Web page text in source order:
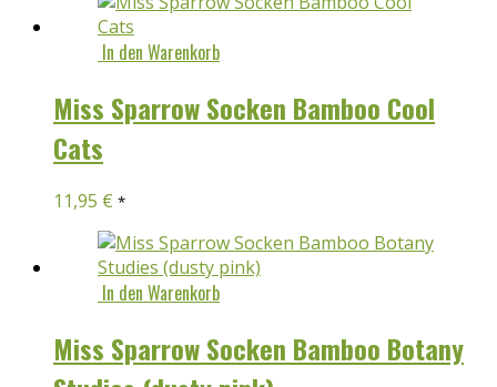
In den Warenkorb
Miss Sparrow Socken Bamboo Cool
Cats
11,95 € *
In den Warenkorb
Miss Sparrow Socken Bamboo Botany